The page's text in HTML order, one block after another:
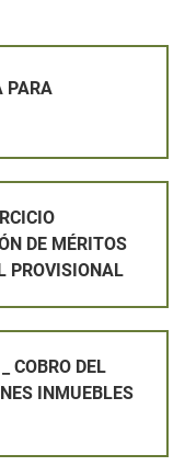
PARA
DE MÉRITOS
PROVISIONAL
COBRO DEL
INMUEBLES